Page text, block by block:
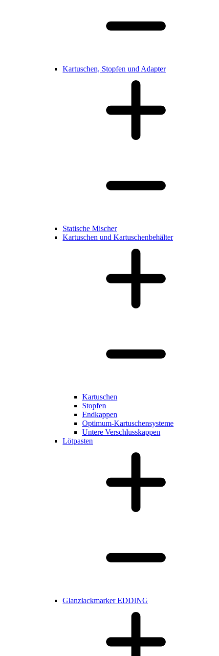
Kartuschen, Stopfen und Adapter
Statische Mischer
Kartuschen und Kartuschenbehälter
Kartuschen
Stopfen
Endkappen
Optimum-Kartuschensysteme
Untere Verschlusskappen
Lötpasten
Glanzlackmarker EDDING